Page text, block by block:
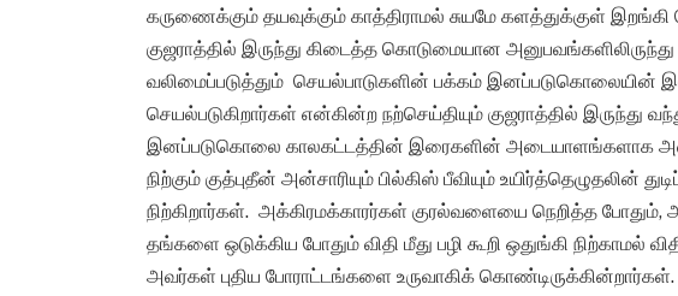
கருணைக்கும் தயவுக்கும் காத்திராமல் சுயமே களத்துக்குள்
குஜராத்தில் இருந்து கிடைத்த கொடுமையான
வலிமைப்படுத்தும் செயல்பாடுகளின் பக்கம் இனப்படுகொலையின்
செயல்படுகிறார்கள் என்கின்ற நற்செய்தியும் குஜராத்தில் இருந்து
இனப்படுகொலை காலகட்டத்தின் இரைகளின் அடையாளங்களாக
நிற்கும் குத்புதீன் அன்சாரியும் பில்கிஸ் பீவியும் உயிர்த்தெழுதலின்
நிற்கிறார்கள். அக்கிரமக்காரர்கள் குரல்வளையை நெறித்த
தங்களை ஒடுக்கிய போதும் விதி மீது பழி கூறி ஒதுங்கி நிற்காமல்
அவர்கள் புதிய போராட்டங்களை உருவாகிக்